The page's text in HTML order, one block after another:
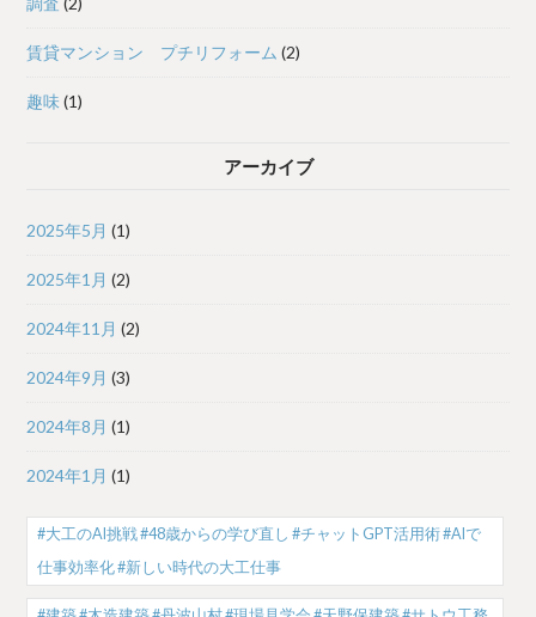
賃貸マンション プチリフォーム (2)
趣味 (1)
アーカイブ
2025年5月 (1)
2025年1月 (2)
2024年11月 (2)
2024年9月 (3)
2024年8月 (1)
2024年1月 (1)
#大工のAI挑戦 #48歳からの学び直し #チャットGPT活用術 #AIで
仕事効率化 #新しい時代の大工仕事